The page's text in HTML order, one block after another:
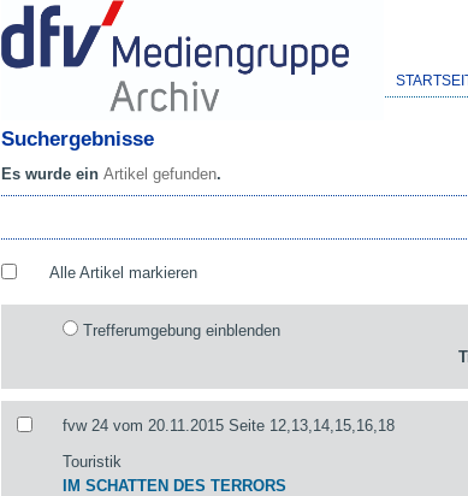
Suchergebnisse
Es wurde ein Artikel gefunden.
Alle Artikel markieren
Trefferumgebung einblenden
fvw 24 vom 20.11.2015 Seite 12,13,14,15,16,18
Touristik
IM SCHATTEN DES TERRORS